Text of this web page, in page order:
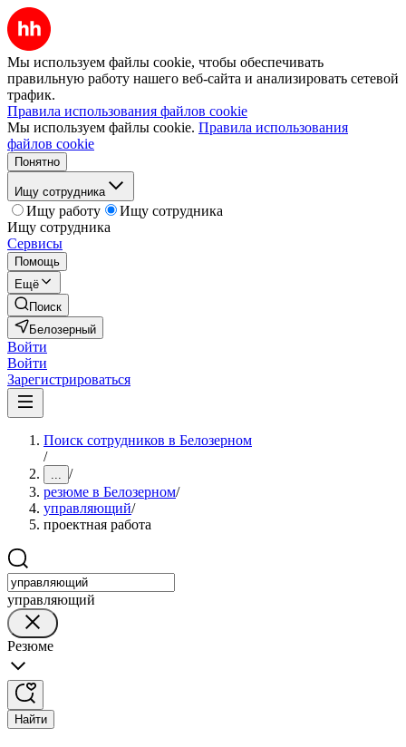
Мы используем файлы cookie, чтобы обеспечивать
правильную работу нашего веб-сайта и анализировать сетевой
трафик.
Правила использования файлов cookie
Мы используем файлы cookie. Правила использования
файлов cookie
Понятно
Ищу сотрудника
Ищу работу
Ищу сотрудника
Ищу сотрудника
Сервисы
Помощь
Ещё
Поиск
Белозерный
Войти
Войти
Зарегистрироваться
Поиск сотрудников в Белозерном
/
... /
резюме в Белозерном/
управляющий/
проектная работа
управляющий
Резюме
Найти